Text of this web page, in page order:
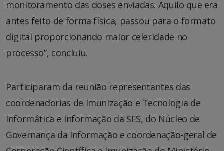
monitoramento das doses enviadas. Aquilo que era
antes feito de forma física, passou para o formato
digital proporcionando maior celeridade no
processo”, concluiu.
Participaram da reunião representantes das
coordenadorias de Imunização e Tecnologia de
Informática e Informação da SES, do Núcleo de
Governança da Informação e coordenação-geral de